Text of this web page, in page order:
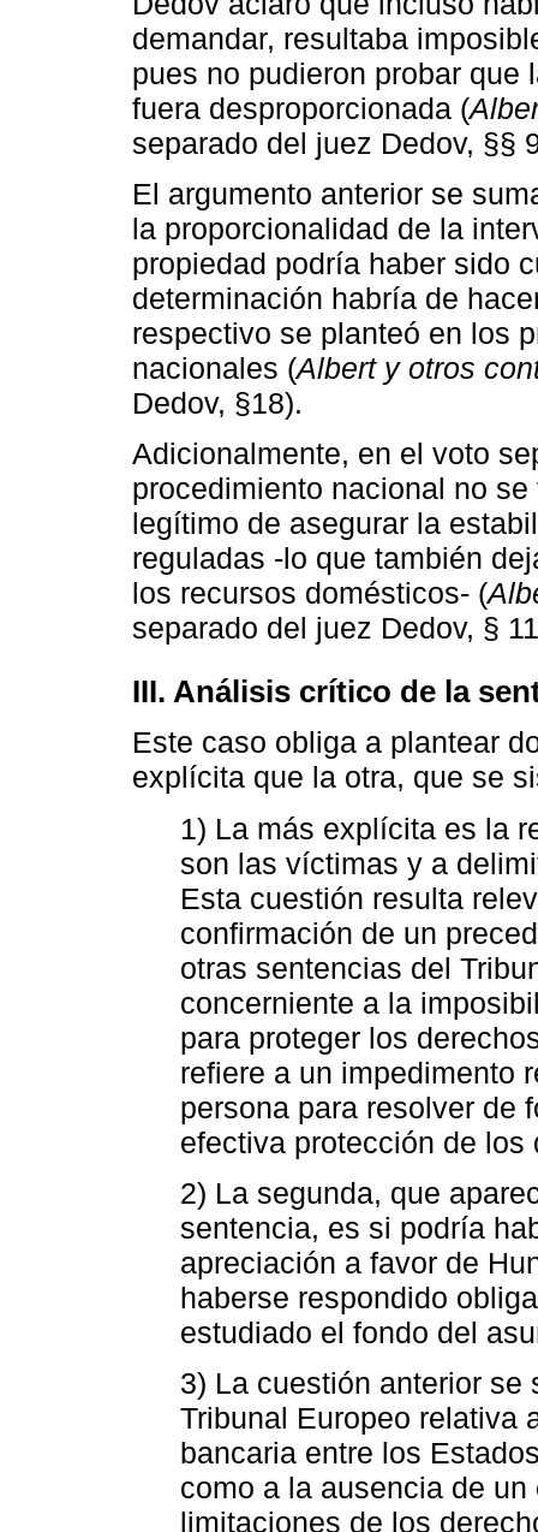
demandar, resultaba
pues no pudieron probar
fuera desproporcionada (
separado del juez Dedov, §§
El argumento anterior se
la proporcionalidad de la
propiedad podría haber sido
determinación habría de
respectivo se planteó en los
nacionales (Albert y otros
Dedov, §18).
Adicionalmente, en el voto
procedimiento nacional no
legítimo de asegurar la
reguladas -lo que también
los recursos domésticos- (
separado del juez Dedov, §
III. Análisis crítico de la
Este caso obliga a plantear
explícita que la otra, que se
1) La más explícita es la
son las víctimas y a
Esta cuestión resulta
confirmación de un
otras sentencias del
concerniente a la
para proteger los
refiere a un impedimento
persona para resolver de
efectiva protección de los
2) La segunda, que
sentencia, es si podría
apreciación a favor de
haberse respondido
estudiado el fondo del
3) La cuestión anterior se
Tribunal Europeo relativa
bancaria entre los
como a la ausencia de
limitaciones de los